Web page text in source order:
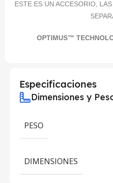
ESTE ES UN ACCESORIO,
OPTIMUS™
Especificaciones
Dimensiones y
PESO
DIMENSIONES